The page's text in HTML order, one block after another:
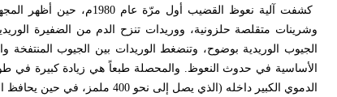
كشفت آلية نعوظ القضيب
وشرينات متقلصة حلزونية، ووريدات تنزح الدم من الضفيرة
الجيوب الوريدية بوضوح، وتنضغط الوريدات بين الجيوب المنتفخة
الأساسية في حدوث النعوظ. والمحصلة طبعاً هي زيادة كبيرة في
الدموي الكبير داخله (الذي يصل إلى نحو 400 ملمز، في حين يحافظ الضغط الدموي العام على حدود 130 ملمز).